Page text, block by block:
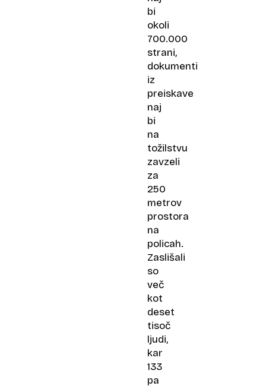
bi
okoli
700.000
strani,
dokumenti
iz
preiskave
naj
bi
na
tožilstvu
zavzeli
za
250
metrov
prostora
na
policah.
Zaslišali
so
več
kot
deset
tisoč
ljudi,
kar
133
pa